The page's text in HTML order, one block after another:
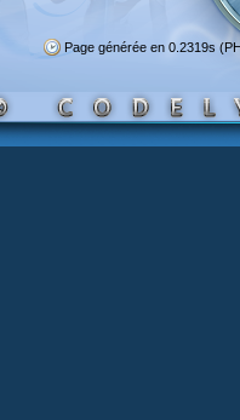
Page générée en 0.2319s